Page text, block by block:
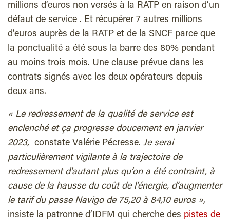
millions d’euros non versés à la RATP en raison d’un
défaut de service . Et récupérer 7 autres millions
d’euros auprès de la RATP et de la SNCF parce que
la ponctualité a été sous la barre des 80% pendant
au moins trois mois. Une clause prévue dans les
contrats signés avec les deux opérateurs depuis
deux ans.
« Le redressement de la qualité de service est
enclenché et ça progresse doucement en janvier
2023, constate Valérie Pécresse. Je serai
particulièrement vigilante à la trajectoire de
redressement d’autant plus qu’on a été contraint, à
cause de la hausse du coût de l’énergie, d’augmenter
le tarif du passe Navigo de 75,20 à 84,10 euros »,
insiste la patronne d’IDFM qui cherche des pistes de